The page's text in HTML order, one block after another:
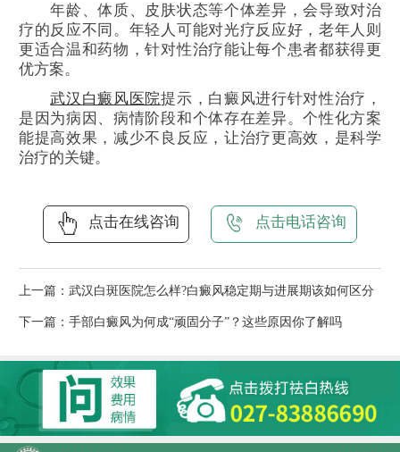
年龄、体质、皮肤状态等个体差异，会导致对治
疗的反应不同。年轻人可能对光疗反应好，老年人则
更适合温和药物，针对性治疗能让每个患者都获得更
优方案。
武汉白癜风医院提示，白癜风进行针对性治疗，
是因为病因、病情阶段和个体存在差异。个性化方案
能提高效果，减少不良反应，让治疗更高效，是科学
治疗的关键。
点击在线咨询 点击电话咨询
上一篇： 武汉白斑医院怎么样?白癜风稳定期与进展期该如何区分
下一篇： 手部白癜风为何成“顽固分子”？这些原因你了解吗